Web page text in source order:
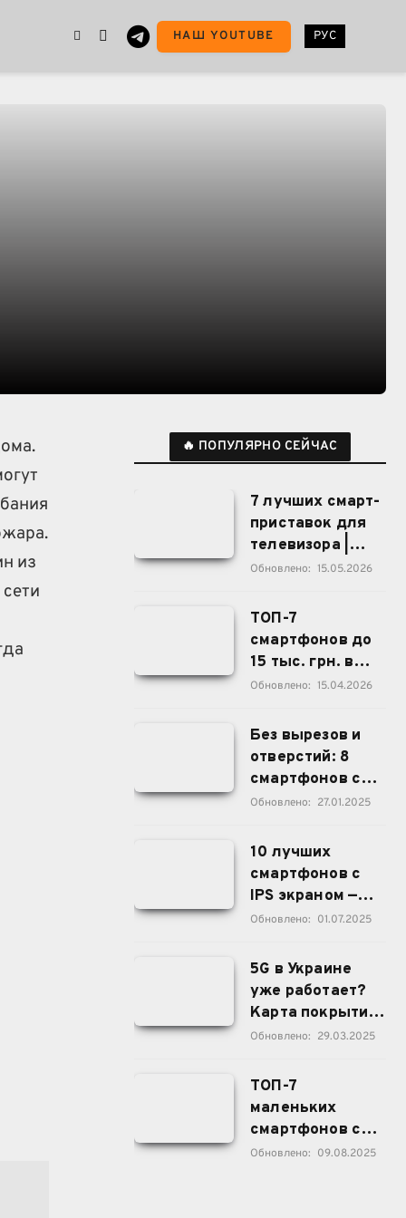
НАШ YOUTUBE РУС
из
🔥 ПОПУЛЯРНО СЕЙЧАС
7 лучших смарт-
приставок для
телевизора |
2026
Обновлено: 15.05.2026
ТОП-7
смартфонов до
15 тыс. грн. в
Украине
Обновлено: 15.04.2026
Без вырезов и
отверстий: 8
смартфонов с
инновационной
камерой
Обновлено: 27.01.2025
10 лучших
смартфонов с
IPS экраном —
больше
мерцания и
выгорания
Обновлено: 01.07.2025
5G в Украине
уже работает?
Карта покрытия,
города, дата
Обновлено: 29.03.2025
ТОП-7
маленьких
смартфонов с
экраном ~6
Обновлено: 09.08.2025